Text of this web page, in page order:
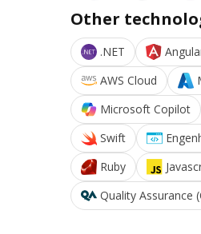
Other
.NET
AWS Cloud
Microsoft Copilot
Swift
Ruby
Quality Assurance